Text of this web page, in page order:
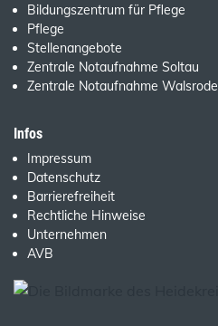
Bildungszentrum für Pflege
Pflege
Stellenangebote
Zentrale Notaufnahme Soltau
Zentrale Notaufnahme Walsrode
Infos
Impressum
Datenschutz
Barrierefreiheit
Rechtliche Hinweise
Unternehmen
AVB